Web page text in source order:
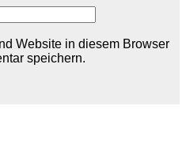
Website in diesem Browser
speichern.